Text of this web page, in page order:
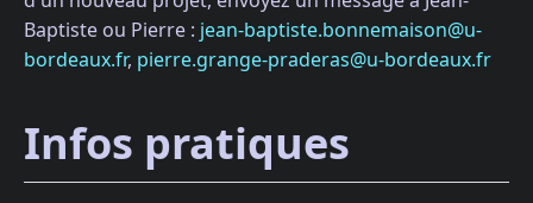
Baptiste ou Pierre : jean-baptiste.bonnemaison@u-
bordeaux.fr, pierre.grange-praderas@u-bordeaux.fr
Infos pratiques